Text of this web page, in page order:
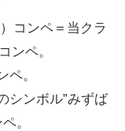
コンペ＝当クラ
ンペ。
。
ンボル”みずば
。